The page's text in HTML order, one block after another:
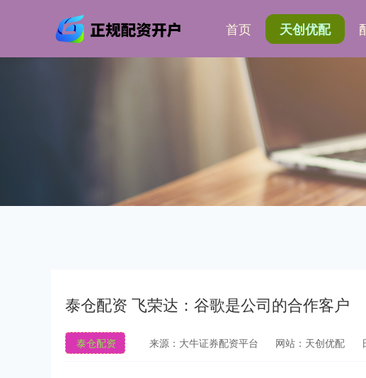
首页 天创优配
泰仓配资 飞荣达：谷歌是公司的合作客户
泰仓配资 来源：大牛证券配资平台 网站：天创优配